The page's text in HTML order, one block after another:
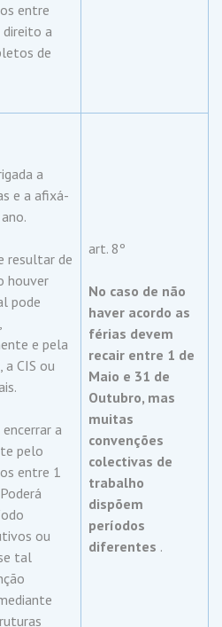
entre
a
de
a
e a afixá-
resultar de
houver
pode
e pela
a CIS ou
a
pelo
entre 1
ou
tal
art. 8º
No caso de não
haver acordo as
férias devem
recair entre 1 de
Maio e 31 de
Outubro, mas
muitas
convenções
colectivas de
trabalho
dispõem
períodos
diferentes .